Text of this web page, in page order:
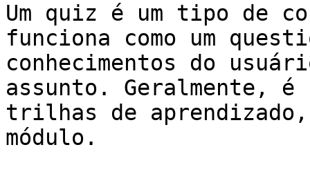
Um quiz é um tipo de
funciona como um
conhecimentos do
assunto. Geralmente,
trilhas de aprendizado,
módulo.